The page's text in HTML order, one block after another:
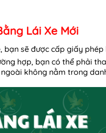
Lái Xe Mới
bạn sẽ được cấp giấy
hợp, bạn có thể phải
không nằm trong